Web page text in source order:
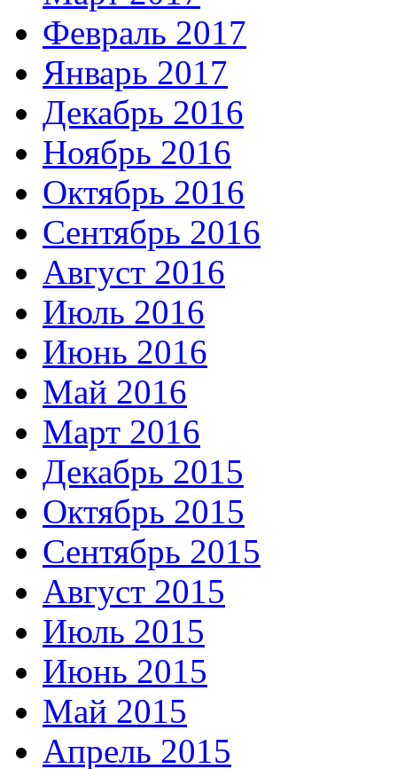
Февраль 2017
Январь 2017
Декабрь 2016
Ноябрь 2016
Октябрь 2016
Сентябрь 2016
Август 2016
Июль 2016
Июнь 2016
Май 2016
Март 2016
Декабрь 2015
Октябрь 2015
Сентябрь 2015
Август 2015
Июль 2015
Июнь 2015
Май 2015
Апрель 2015